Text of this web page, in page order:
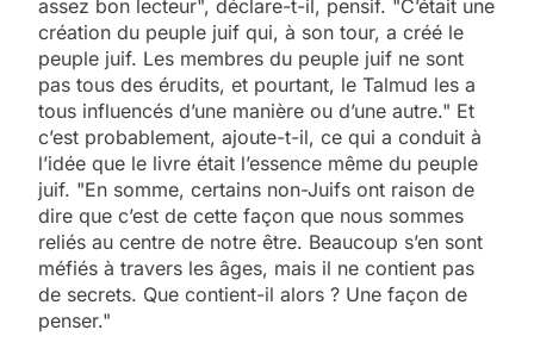
assez bon lecteur", déclare-t-il, pensif. "C’était une
création du peuple juif qui, à son tour, a créé le
peuple juif. Les membres du peuple juif ne sont
pas tous des érudits, et pourtant, le Talmud les a
tous influencés d’une manière ou d’une autre." Et
c’est probablement, ajoute-t-il, ce qui a conduit à
l’idée que le livre était l’essence même du peuple
juif. "En somme, certains non-Juifs ont raison de
dire que c’est de cette façon que nous sommes
reliés au centre de notre être. Beaucoup s’en sont
méfiés à travers les âges, mais il ne contient pas
de secrets. Que contient-il alors ? Une façon de
penser."